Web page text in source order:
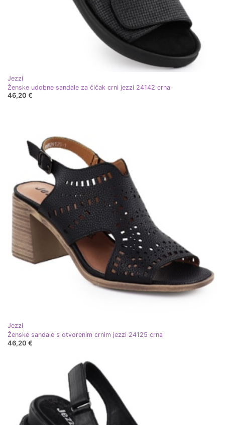
Jezzi
Ženske udobne sandale za čičak crni jezzi 24142 crna
46,20 €
Jezzi
Ženske sandale s otvorenim crnim jezzi 24125 crna
46,20 €